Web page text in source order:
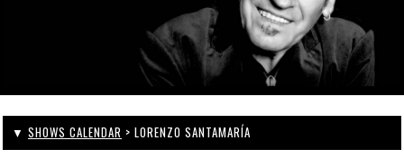
▼ SHOWS CALENDAR > LORENZO SANTAMARÍA